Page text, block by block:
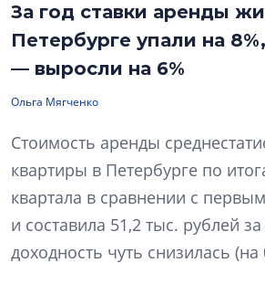
За год ставки аренды
Петербурге упали на
— выросли на 6%
Ольга Мягченко
Стоимость аренды
квартиры в Петербурге по
квартала в сравнении с
и составила 51,2 тыс. рублей
доходность чуть снизилась (на